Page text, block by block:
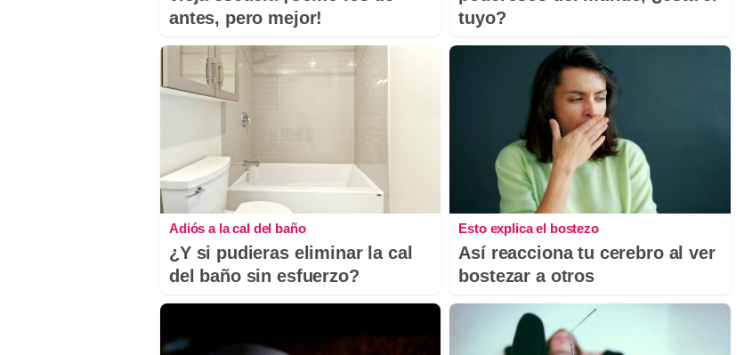
antes, pero mejor!
tuyo?
Adiós a la cal del baño
¿Y si pudieras eliminar la cal
del baño sin esfuerzo?
Esto explica el bostezo
Así reacciona tu cerebro al ver
bostezar a otros